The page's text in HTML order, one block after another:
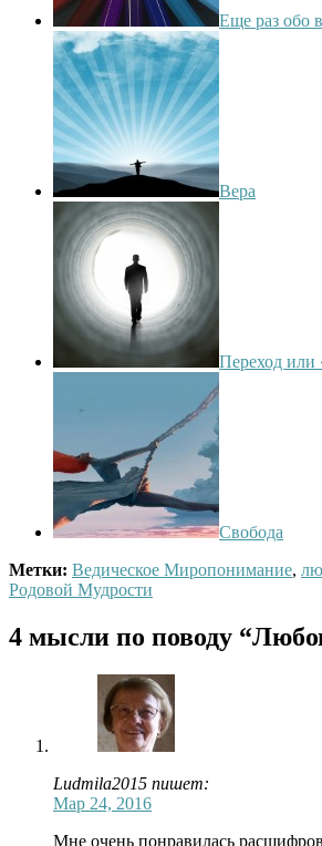
Еще раз обо
Вера
Переход или
Свобода
Метки: Ведическое Миропонимание,
Родовой Мудрости
4 мысли по поводу
Ludmila2015 пишет:
Мар 24, 2016
Мне очень понравилась